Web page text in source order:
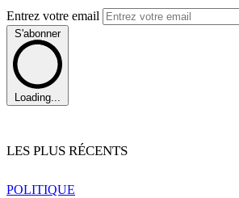
Entrez votre email
S'abonner
Loading...
LES PLUS RÉCENTS
POLITIQUE